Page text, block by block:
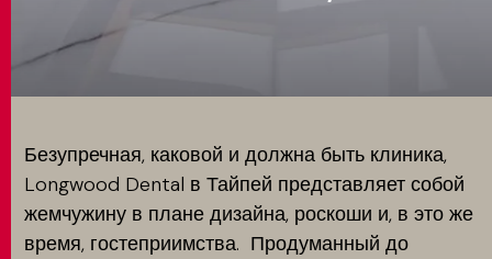
MATCH APP
ПОИСК
ЗАПРЕТНАЯ ЗОНА
Безупречная, каковой и должна быть клиника,
Longwood Dental в Тайпей представляет собой
жемчужину в плане дизайна, роскоши и, в это же
время, гостеприимства. Продуманный до